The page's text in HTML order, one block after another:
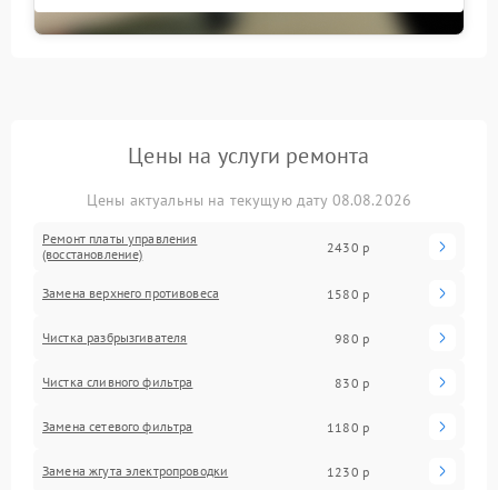
Цены на услуги ремонта
Цены актуальны на текущую дату 08.08.2026
Ремонт платы управления
(восстановление)
2430 р
Замена верхнего противовеса 1580 р
Чистка разбрызгивателя 980 р
Чистка сливного фильтра 830 р
Замена сетевого фильтра 1180 р
Замена жгута электропроводки 1230 р